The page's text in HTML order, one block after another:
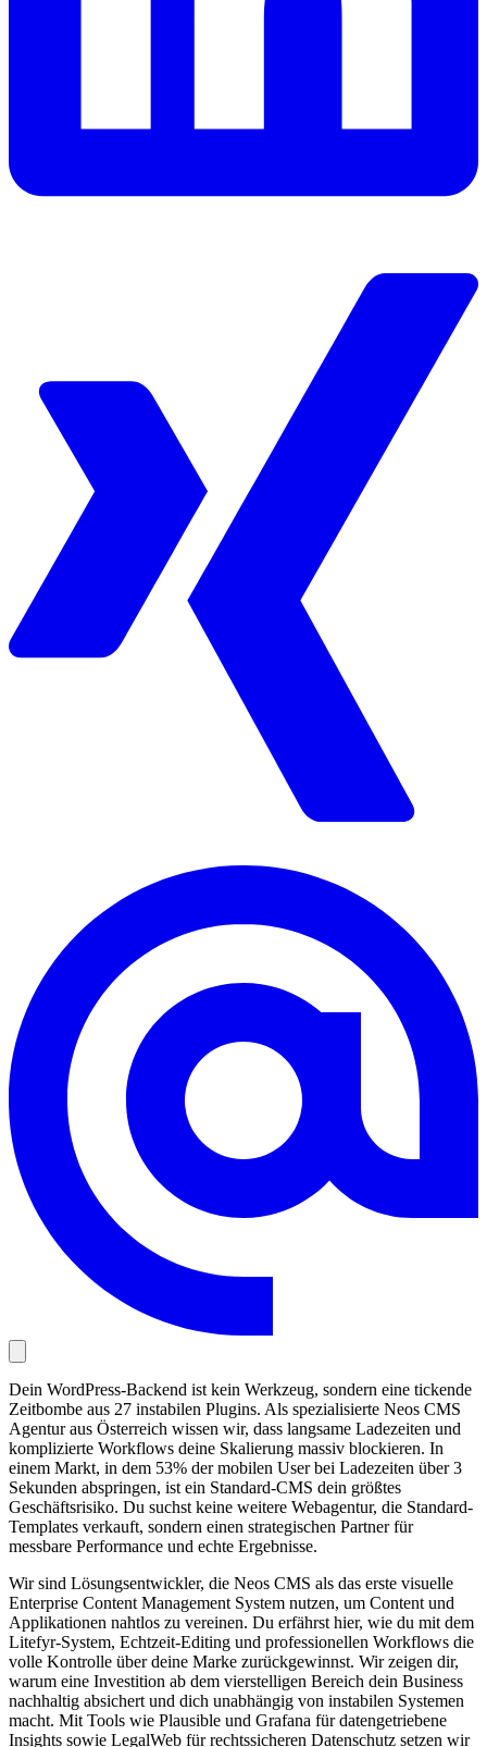
Dein WordPress-Backend ist kein Werkzeug, sondern eine tickende
Zeitbombe aus 27 instabilen Plugins. Als spezialisierte Neos CMS
Agentur aus Österreich wissen wir, dass langsame Ladezeiten und
komplizierte Workflows deine Skalierung massiv blockieren. In
einem Markt, in dem 53% der mobilen User bei Ladezeiten über 3
Sekunden abspringen, ist ein Standard-CMS dein größtes
Geschäftsrisiko. Du suchst keine weitere Webagentur, die Standard-
Templates verkauft, sondern einen strategischen Partner für
messbare Performance und echte Ergebnisse.
Wir sind Lösungsentwickler, die Neos CMS als das erste visuelle
Enterprise Content Management System nutzen, um Content und
Applikationen nahtlos zu vereinen. Du erfährst hier, wie du mit dem
Litefyr-System, Echtzeit-Editing und professionellen Workflows die
volle Kontrolle über deine Marke zurückgewinnst. Wir zeigen dir,
warum eine Investition ab dem vierstelligen Bereich dein Business
nachhaltig absichert und dich unabhängig von instabilen Systemen
macht. Mit Tools wie Plausible und Grafana für datengetriebene
Insights sowie LegalWeb für rechtssicheren Datenschutz setzen wir